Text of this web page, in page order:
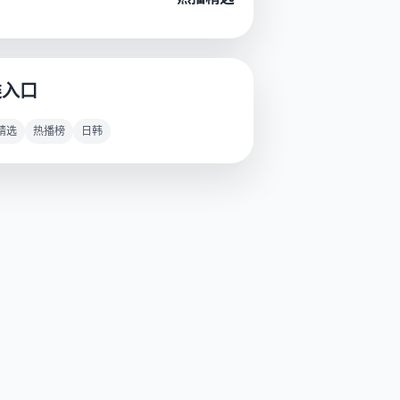
口
选 热播榜 日韩